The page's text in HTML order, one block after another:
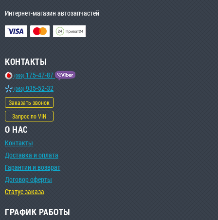
Интернет-магазин автозапчастей
КОНТАКТЫ
(099) 175-47-87
(068) 935-52-32
Заказать звонок
Запрос по VIN
О НАС
Контакты
Доставка и оплата
Гарантии и возврат
Договор оферты
Статус заказа
ГРАФИК РАБОТЫ